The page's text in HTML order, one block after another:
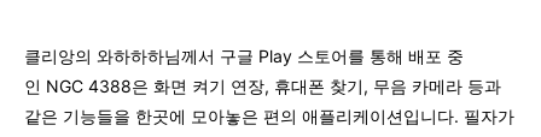
클리앙의 와하하하님께서 구글 Play 스토어를 통해 배포 중
인 NGC 4388은 화면 켜기 연장, 휴대폰 찾기, 무음 카메라 등과
같은 기능들을 한곳에 모아놓은 편의 애플리케이션입니다. 필자가